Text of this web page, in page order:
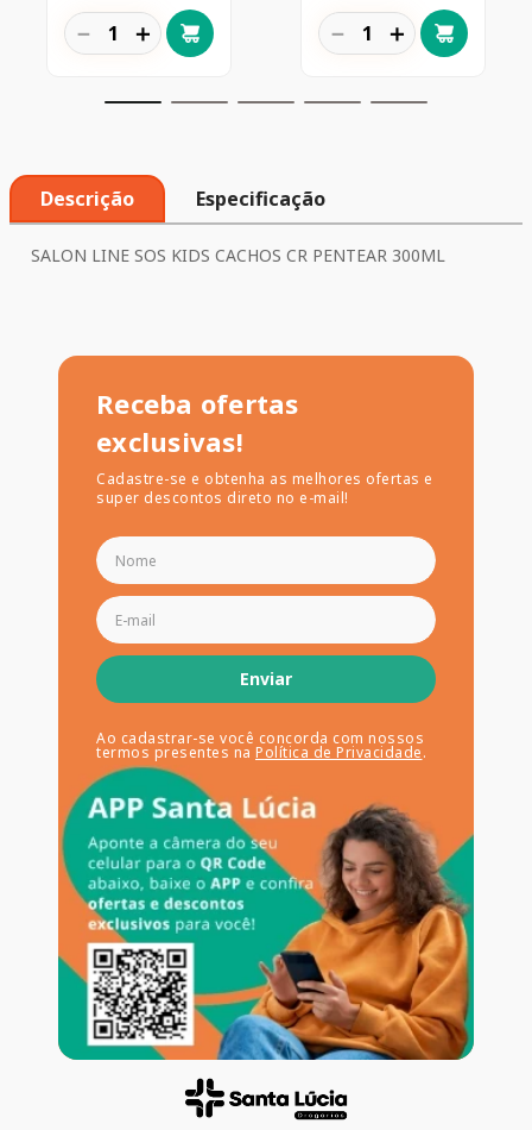
＋
－ ＋
－
Descrição Especificação
SALON LINE SOS KIDS CACHOS CR PENTEAR 300ML
Receba ofertas
exclusivas!
Cadastre-se e obtenha as melhores ofertas e
super descontos direto no e-mail!
Enviar
Ao cadastrar-se você concorda com nossos
termos presentes na Política de Privacidade.